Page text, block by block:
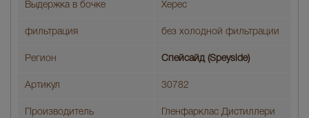
Выдержка в бочке Херес
фильтрация без холодной фильтрации
Регион Спейсайд (Speyside)
Артикул 30782
Производитель Гленфарклас Дистиллери